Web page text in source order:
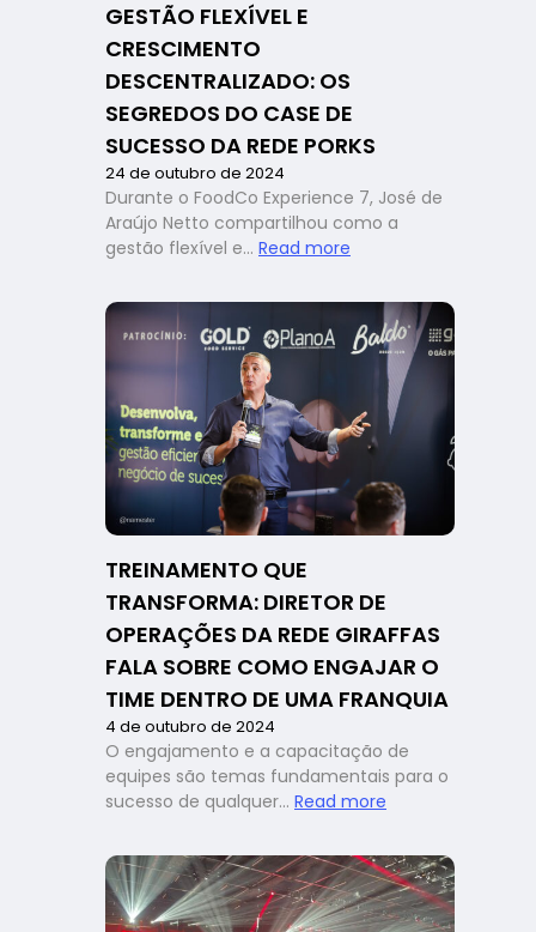
GESTÃO FLEXÍVEL E
CRESCIMENTO
DESCENTRALIZADO: OS
SEGREDOS DO CASE DE
SUCESSO DA REDE PORKS
24 de outubro de 2024
Durante o FoodCo Experience 7, José de
Araújo Netto compartilhou como a
gestão flexível e… Read more
flexível
e
crescimento
descentralizado:
segredos
do
de
sucesso
Porks
TREINAMENTO QUE
TRANSFORMA: DIRETOR DE
OPERAÇÕES DA REDE GIRAFFAS
FALA SOBRE COMO ENGAJAR O
TIME DENTRO DE UMA FRANQUIA
4 de outubro de 2024
O engajamento e a capacitação de
equipes são temas fundamentais para o
sucesso de qualquer… Read more
que
transforma:
diretor
de